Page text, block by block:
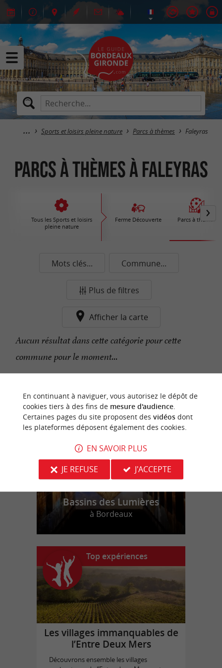
Sports et loisirs pleine nature Parcs à thèmes Faleyras
Parcs à thèmes à Faleyras
Tous les Sports et loisirs
pleine nature
Ferme Découverte Parcs à thèmes
Mots clés... Commune...
Plus de filtres
Afficher la carte
Aucun résultat dans cette catégorie pour cette
commune pour le moment...
n
o
t
r
e
c
o
u
p
d
e
c
o
e
u
r
Bassins des Lumières
à Bordeaux
Top expériences
Les villages immanquables de
l’Entre Deux Mers
Découvrons ensemble les villages
En continuant à naviguer, vous autorisez le dépôt de
cookies tiers à des fins de mesure d'audience.
Certaines pages du site proposent des vidéosdont
les plateformes déposent également des cookies.
EN SAVOIR PLUS
JE REFUSE
J'ACCEPTE